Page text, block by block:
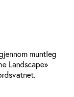
muntleg
Landscape»